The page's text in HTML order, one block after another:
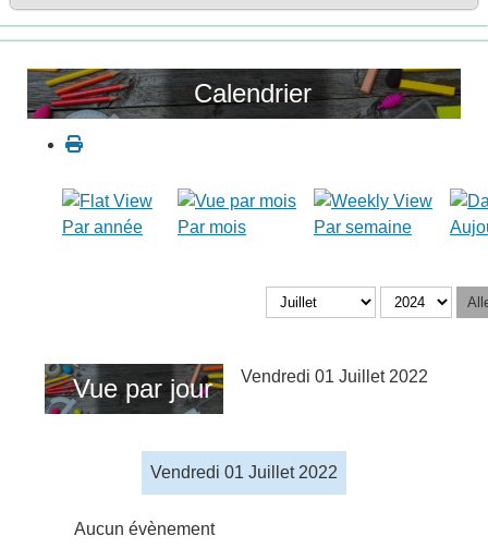
Calendrier
Par année Par mois Par semaine
Vue par jour Vendredi 01 Juillet 2022
Vendredi 01 Juillet 2022
Aucun évènement